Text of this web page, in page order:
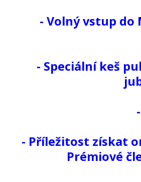
- Volný vstup do
- Speciální keš
- Příležitost získat
Prémiové